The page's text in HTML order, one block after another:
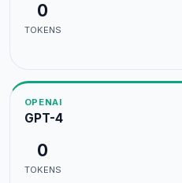
0
TOKENS
OPENAI
GPT-4
0
TOKENS